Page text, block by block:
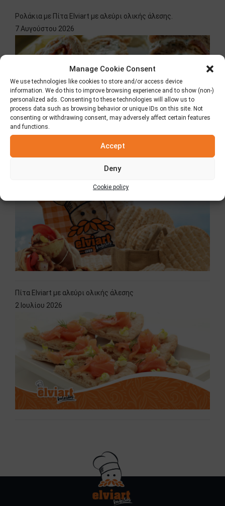
Manage Cookie Consent
We use technologies like cookies to store and/or access device
information. We do this to improve browsing experience and to show (non-)
personalized ads. Consenting to these technologies will allow us to
process data such as browsing behavior or unique IDs on this site. Not
consenting or withdrawing consent, may adversely affect certain features
and functions.
Accept
Deny
Cookie policy
Ρολάκια με Πίτα Elviart με αλεύρι ολικής άλεσης.
7 Αυγούστου 2026
Πίτα Elviart με αλεύρι ολικής άλεσης
2 Ιουλίου 2026